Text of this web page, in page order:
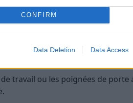
CONFIRM
Data Deletion Data Access
de nigelle peut également
à du vinaigre blanc ou de
la cuisine ou de la salle de bain.
en ajoutant quelques gouttes
travail ou les poignées de porte